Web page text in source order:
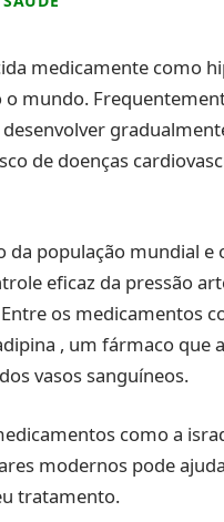
medicamente como
mundo.
de doenças
da população mundial
eficaz da pressão
os medicamentos
, um fármaco que
vasos sanguíneos.
como a
modernos pode
tratamento.